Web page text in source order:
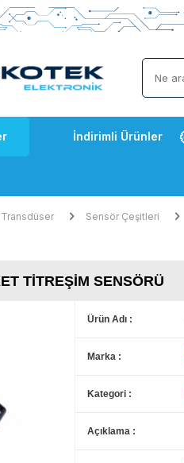
İndirimli Ürünler
Sensör Çeşitleri
TITREŞIM SENSÖRÜ
Ürün Adı
Marka
Kategori
Açıklama